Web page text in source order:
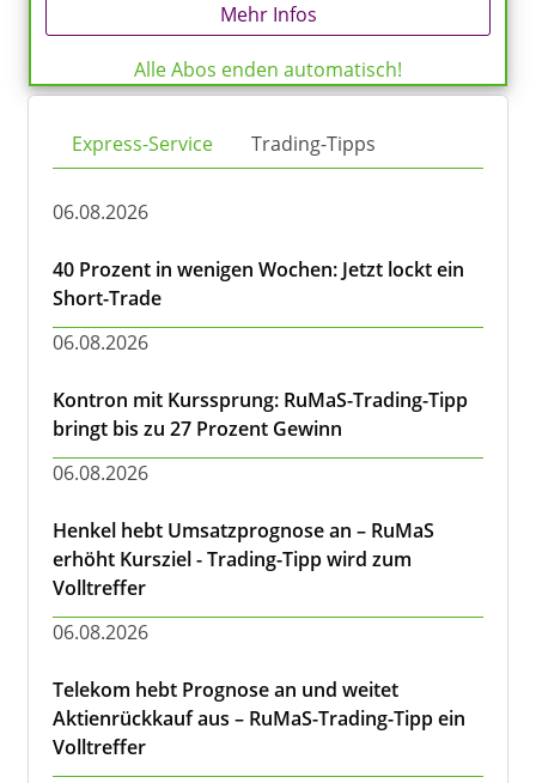
Mehr Infos
Alle Abos enden automatisch!
Express-Service Trading-Tipps
06.08.2026
40 Prozent in wenigen Wochen: Jetzt lockt ein
Short-Trade
06.08.2026
Kontron mit Kurssprung: RuMaS-Trading-Tipp
bringt bis zu 27 Prozent Gewinn
06.08.2026
Henkel hebt Umsatzprognose an – RuMaS
erhöht Kursziel - Trading-Tipp wird zum
Volltreffer
06.08.2026
Telekom hebt Prognose an und weitet
Aktienrückkauf aus – RuMaS-Trading-Tipp ein
Volltreffer